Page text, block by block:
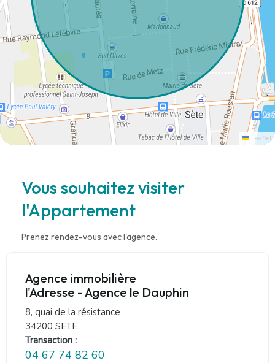
Leaflet
Vous souhaitez visiter
l'Appartement
Prenez rendez-vous avec l'agence.
Agence immobilière
l'Adresse - Agence le Dauphin
8, quai de la résistance
34200 SETE
Transaction :
04 67 74 82 60